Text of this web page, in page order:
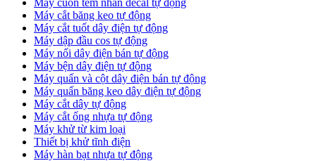
Máy cuốn tem nhãn decal tự động
Máy cắt băng keo tự động
Máy cắt tuốt dây điện tự động
Máy dập đầu cos tự động
Máy nối dây điện bán tự động
Máy bện dây điện tự động
Máy quấn và cột dây điện bán tự động
Máy quấn băng keo dây điện tự động
Máy cắt dây tự động
Máy cắt ống nhựa tự động
Máy khử từ kim loại
Thiết bị khử tĩnh điện
Máy hàn bạt nhựa tự động